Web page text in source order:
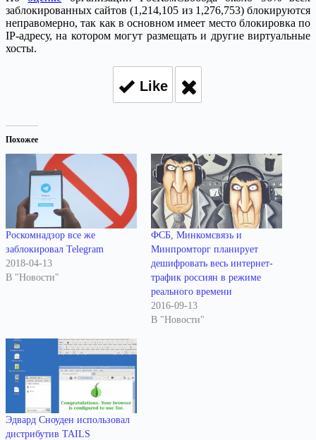
заблокированных сайтов (1,214,105 из 1,276,753) блокируются
неправомерно, так как в основном имеет место блокировка по
IP-адресу, на котором могут размещать и другие виртуальные
хосты.
Like
Похожее
Роскомнадзор все же
заблокировал Telegram
2018-04-13
В "Новости"
ФСБ, Минкомсвязь и
Минпромторг планирует
дешифровать весь интернет-
трафик россиян в режиме
реального времени
2016-09-13
В "Новости"
Эдвард Сноуден использовал
дистрибутив TAILS